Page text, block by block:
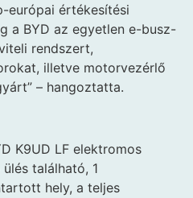
európai értékesítési
a BYD az egyetlen e-busz-
rendszert,
illetve motorvezérlő
– hangoztatta.
K9UD LF elektromos
található, 1
hely, a teljes